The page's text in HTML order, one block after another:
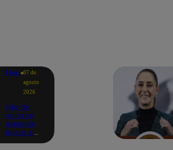
Lima 07 de
agosto
2026
Ola de
calor se
extiende
hasta el